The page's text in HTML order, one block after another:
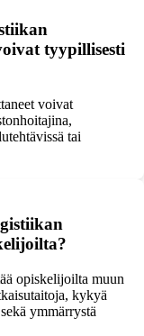
tyypillisesti
voivat
tai
opiskelijoilta muun
kykyä
ymmärrystä